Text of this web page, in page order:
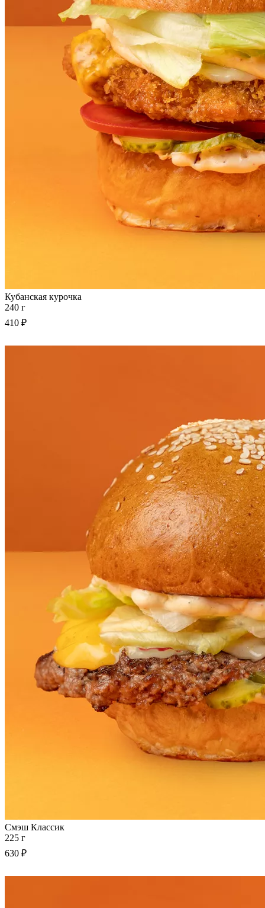
Кубанская курочка
240 г
410 ₽
Смэш Классик
225 г
630 ₽